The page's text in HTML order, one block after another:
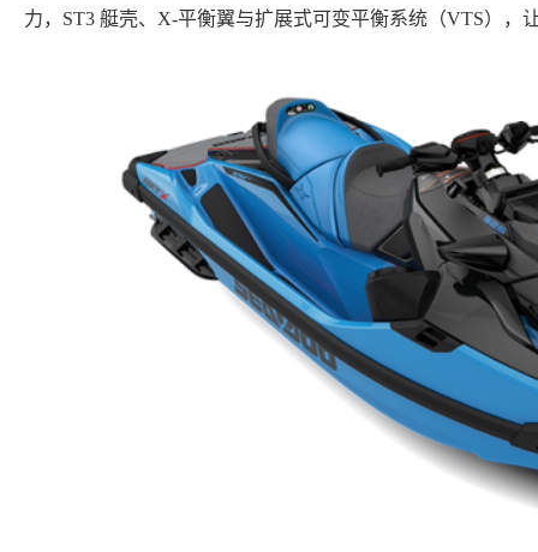
力，ST3 艇壳、X-平衡翼与扩展式可变平衡系统（VTS），